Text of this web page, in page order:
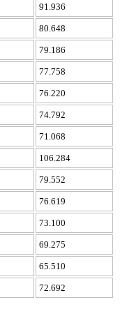
91.936
80.648
79.186
77.758
76.220
74.792
71.068
106.284
79.552
76.619
73.100
69.275
65.510
72.692